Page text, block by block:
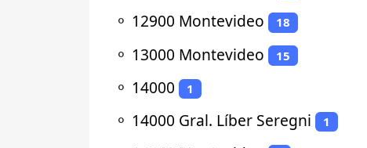
⚬ 12900 Montevideo 18
⚬ 13000 Montevideo 15
⚬ 14000 1
⚬ 14000 Gral. Líber Seregni 1